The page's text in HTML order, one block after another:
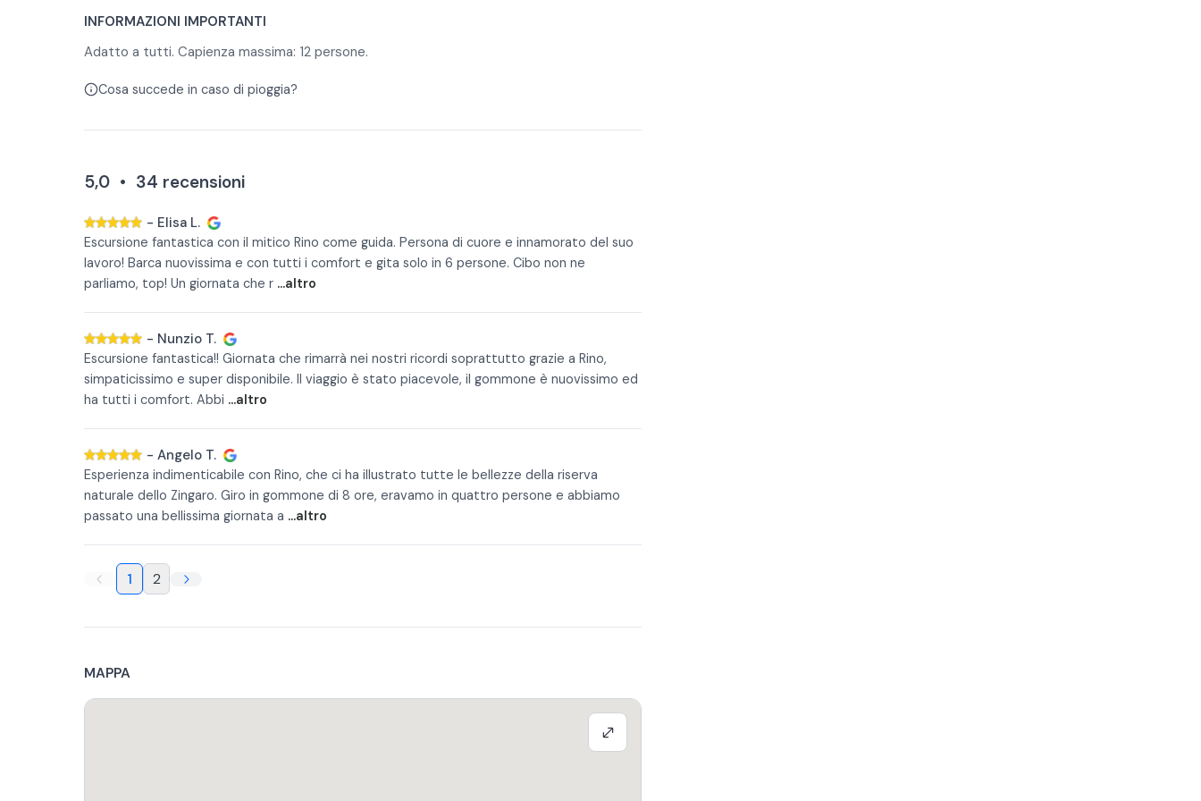
INFORMAZIONI IMPORTANTI
Adatto a tutti. Capienza massima: 12 persone.
Cosa succede in caso di pioggia?
5,0 • 34 recensioni
- Elisa L.
Escursione fantastica con il mitico Rino come guida. Persona di cuore e innamorato del suo
lavoro! Barca nuovissima e con tutti i comfort e gita solo in 6 persone. Cibo non ne
parliamo, top! Un giornata che r ...altro
- Nunzio T.
Escursione fantastica!! Giornata che rimarrà nei nostri ricordi soprattutto grazie a Rino,
simpaticissimo e super disponibile. Il viaggio è stato piacevole, il gommone è nuovissimo ed
ha tutti i comfort. Abbi ...altro
- Angelo T.
Esperienza indimenticabile con Rino, che ci ha illustrato tutte le bellezze della riserva
naturale dello Zingaro. Giro in gommone di 8 ore, eravamo in quattro persone e abbiamo
passato una bellissima giornata a ...altro
1 2
MAPPA